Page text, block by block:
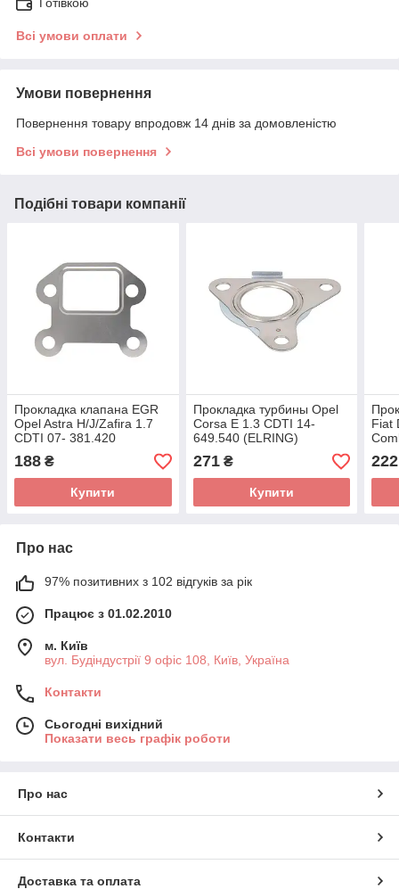
Всі умови оплати
Умови повернення
Повернення товару впродовж 14 днів за домовленістю
Всі умови повернення
Подібні товари компанії
Прокладка клапана EGR
Opel Astra H/J/Zafira 1.7
CDTI 07- 381.420
(ELRING)
188 ₴
Купити
Прокладка турбины Opel
Corsa E 1.3 CDTI 14-
649.540 (ELRING)
271₴
Купити
Fiat
222
Про нас
97% позитивних з 102 відгуків за рік
Працює з 01.02.2010
м. Київ
вул. Будіндустрії 9 офіс 108, Київ, Україна
Контакти
Сьогодні вихідний
Показати весь графік роботи
Про нас
Контакти
Доставка та оплата